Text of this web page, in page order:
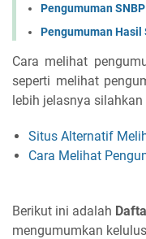
Pengumuman
Pengumuman Hasil
Cara melihat
seperti melihat
lebih jelasnya
Situs Alternatif
Cara Melihat
Berikut ini adalah
mengumumkan